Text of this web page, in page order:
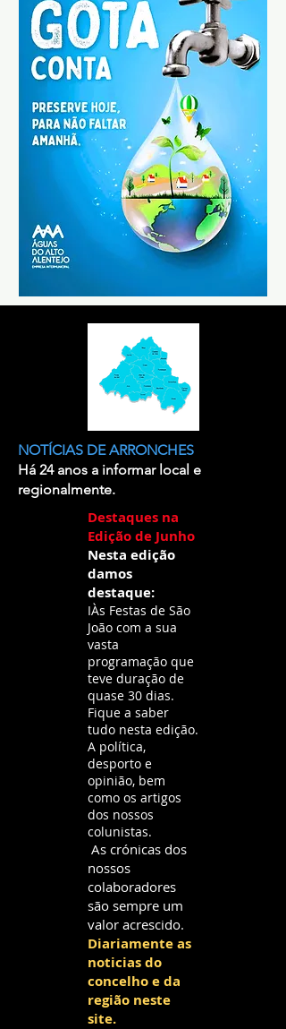
NOTÍCIAS DE ARRONCHES
Há 24 anos a informar local e
regionalmente.
Destaques na
Edição de Junho
Nesta edição
damos
destaque:
IÀs Festas de São
João com a sua
vasta
programação que
teve duração de
quase 30 dias.
Fique a saber
tudo nesta edição.
A política,
desporto e
opinião, bem
como os artigos
dos nossos
colunistas.
As crónicas dos
nossos
colaboradores
são sempre um
valor acrescido.
Diariamente as
noticias do
concelho e da
região neste
site.